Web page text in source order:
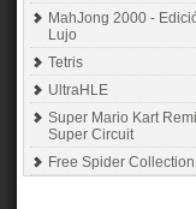
MahJong 2000 -
Lujo
Tetris
UltraHLE
Super Mario Kart
Super Circuit
Free Spider Collection